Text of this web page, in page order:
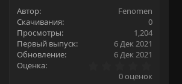
Автор
Fenomen
Скачивания
0
Просмотры
1,204
Первый выпуск
6 Дек 2021
Обновление
6 Дек 2021
Оценка
0 оценок